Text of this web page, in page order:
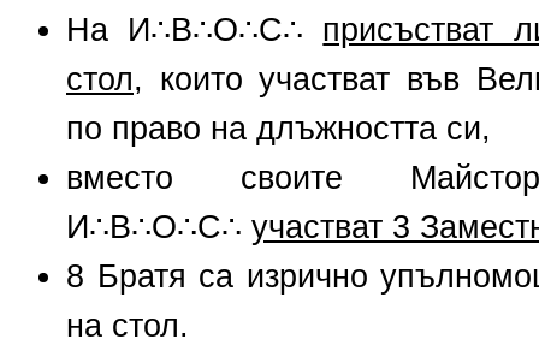
На И∴В∴О∴С∴ присъстват
стол, които участват във
по право на длъжността си,
вместо своите
И∴В∴О∴С∴ участват 3
8 Братя са изрично
на стол.